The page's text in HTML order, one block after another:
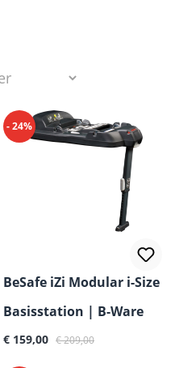
- 24%
BeSafe iZi Modular i-Size
Basisstation | B-Ware
Verkaufspreis:
€ 159,00 Regulärer Preis:
€ 209,00